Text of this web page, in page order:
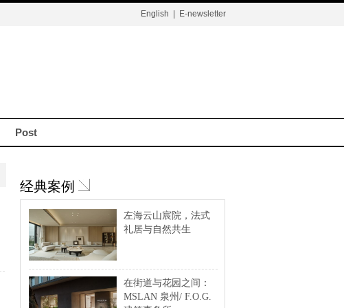
English E-newsletter
Post
经典案例
左海云山宸院，法式
礼居与自然共生
在街道与花园之间：
MSLAN 泉州/ F.O.G.